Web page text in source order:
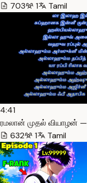
703
1 Tamil
4:41
ரமலான் முதல் வியாழன்
632
1 Tamil